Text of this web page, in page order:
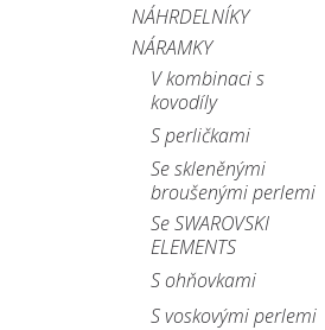
NÁHRDELNÍKY
NÁRAMKY
V kombinaci s
kovodíly
S perličkami
Se skleněnými
broušenými perlemi
Se SWAROVSKI
ELEMENTS
S ohňovkami
S voskovými perlemi